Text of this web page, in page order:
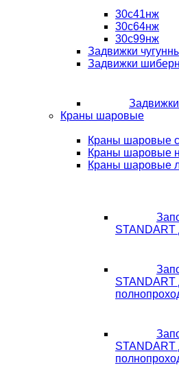
30с41нж
30с64нж
30с99нж
Задвижки
Задвижки
Краны шаровые
Краны шаровые
Краны шаровые
Краны шаровые
STANDART
STANDART